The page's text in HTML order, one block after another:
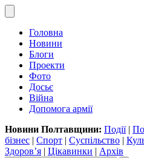
Головна
Новини
Блоги
Проекти
Фото
Досьє
Війна
Допомога армії
Новини Полтавщини: Події|
бізнес | Спорт | Суспільство |
Здоров’я | Цікавинки | Архів